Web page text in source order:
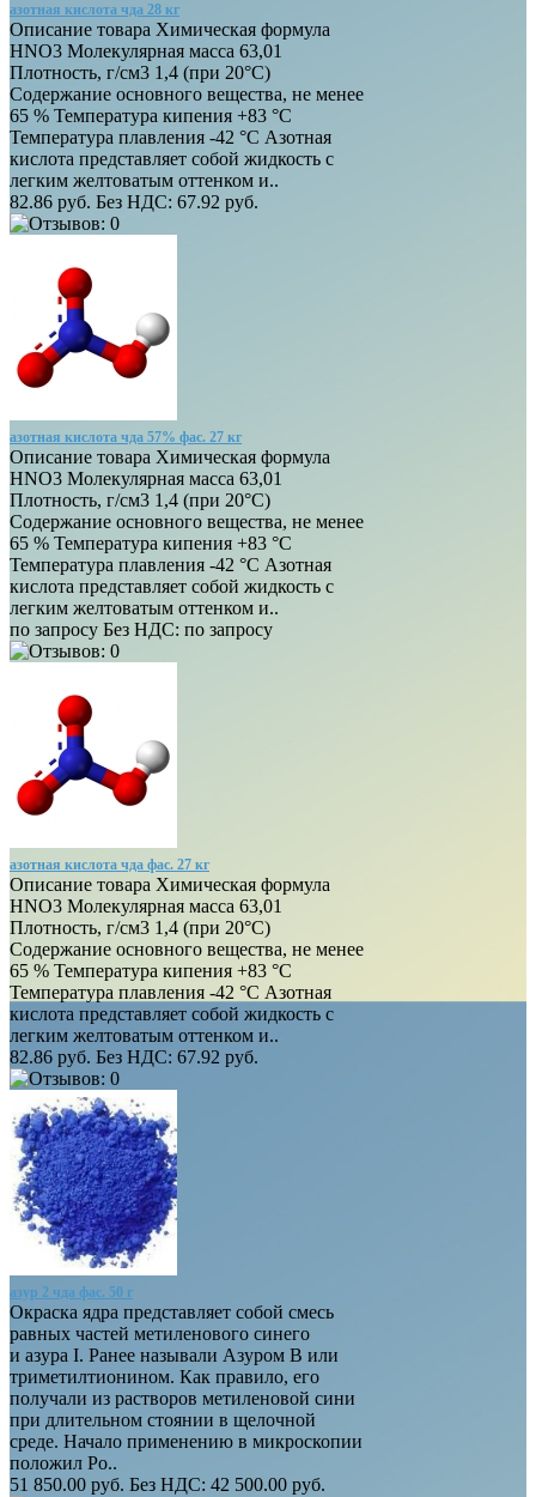
азотная кислота чда 28 кг
Описание товара Химическая формула
HNO3 Молекулярная масса 63,01
Плотность, г/см3 1,4 (при 20°C)
Содержание основного вещества, не менее
65 % Температура кипения +83 °С
Температура плавления -42 °С Азотная
кислота представляет собой жидкость с
легким желтоватым оттенком и..
82.86 руб. Без НДС: 67.92 руб.
азотная кислота чда 57% фас. 27 кг
Описание товара Химическая формула
HNO3 Молекулярная масса 63,01
Плотность, г/см3 1,4 (при 20°C)
Содержание основного вещества, не менее
65 % Температура кипения +83 °С
Температура плавления -42 °С Азотная
кислота представляет собой жидкость с
легким желтоватым оттенком и..
по запросу Без НДС: по запросу
азотная кислота чда фас. 27 кг
Описание товара Химическая формула
HNO3 Молекулярная масса 63,01
Плотность, г/см3 1,4 (при 20°C)
Содержание основного вещества, не менее
65 % Температура кипения +83 °С
Температура плавления -42 °С Азотная
кислота представляет собой жидкость с
легким желтоватым оттенком и..
82.86 руб. Без НДС: 67.92 руб.
азур 2 чда фас. 50 г
Окраска ядра представляет собой смесь
равных частей метиленового синего
и азура I. Ранее называли Азуром B или
триметилтионином. Как правило, его
получали из растворов метиленовой сини
при длительном стоянии в щелочной
среде. Начало применению в микроскопии
положил Ро..
51 850.00 руб. Без НДС: 42 500.00 руб.